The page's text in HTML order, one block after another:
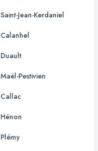
Saint-Jean-Kerdaniel
Calanhel
Duault
Maël-Pestivien
Callac
Hénon
Plémy